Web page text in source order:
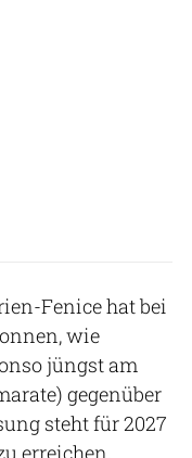
Fenice hat bei
wie
jüngst am
gegenüber
steht für 2027
erreichen,